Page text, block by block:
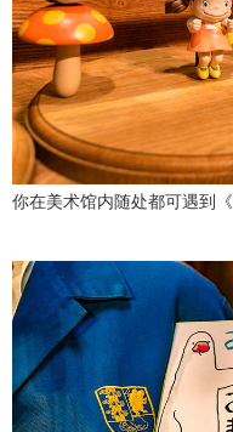
你在美术馆内随处都可遇到